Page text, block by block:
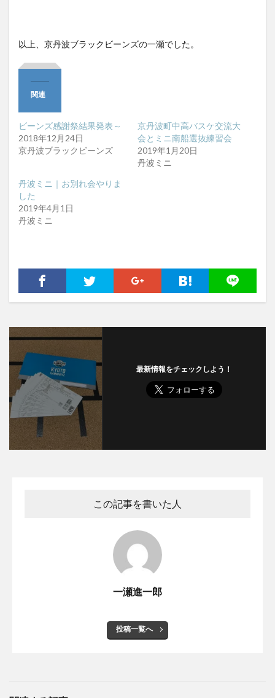
以上、京丹波ブラックビーンズの一瀬でした。
関連
ビーンズ感謝祭結果発表～
2018年12月24日
京丹波ブラックビーンズ
京丹波町中高バスケ交流大
会とミニ南船選抜練習会
2019年1月20日
丹波ミニ
丹波ミニ｜お別れ会やりま
した
2019年4月1日
丹波ミニ
最新情報をチェックしよう！
この記事を書いた人
一瀬進一郎
投稿一覧へ